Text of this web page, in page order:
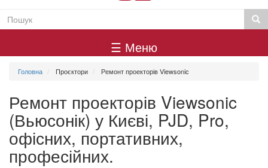
Пошукова
Пошук
меню
☰ Меню
Головна Проєктори Ремонт проекторів Viewsonic
Ремонт проекторів Viewsonic
(Вьюсонік) у Києві, PJD, Pro,
офісних, портативних,
професійних.